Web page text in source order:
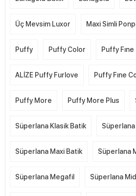
Üç Mevsim Luxor Maxi Simli
Puffy Puffy Color Puffy Fıne
ALİZE Puffy Furlove Puffy Fıne
Puffy More Puffy More Plus
Süperlana Klasik Batik Süperlana
Süperlana Maxi Batik Süperlana
Süperlana Megafil Süperlana